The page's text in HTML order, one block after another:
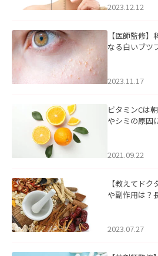
2023.12.12
【医師監修
なる白いブツ
2023.11.17
ビタミンCは
やシミの原因
2021.09.22
【教えてド
や副作用は？
2023.07.27